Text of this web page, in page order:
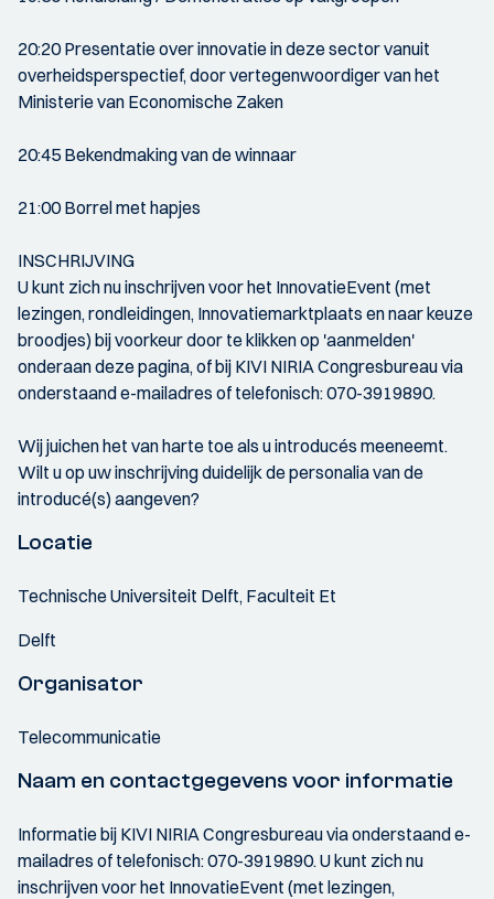
20:20 Presentatie over innovatie in deze sector vanuit
overheidsperspectief, door vertegenwoordiger van het
Ministerie van Economische Zaken
20:45 Bekendmaking van de winnaar
21:00 Borrel met hapjes
INSCHRIJVING
U kunt zich nu inschrijven voor het InnovatieEvent (met
lezingen, rondleidingen, Innovatiemarktplaats en naar keuze
broodjes) bij voorkeur door te klikken op 'aanmelden'
onderaan deze pagina, of bij KIVI NIRIA Congresbureau via
onderstaand e-mailadres of telefonisch: 070-3919890.
Wij juichen het van harte toe als u introducés meeneemt.
Wilt u op uw inschrijving duidelijk de personalia van de
introducé(s) aangeven?
Locatie
Technische Universiteit Delft, Faculteit Et
Delft
Organisator
Telecommunicatie
Naam en contactgegevens voor informatie
Informatie bij KIVI NIRIA Congresbureau via onderstaand e-
mailadres of telefonisch: 070-3919890. U kunt zich nu
inschrijven voor het InnovatieEvent (met lezingen,